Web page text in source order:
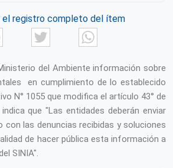
el registro completo del ítem
FacebookTwitter
del Ambiente información sobre
en cumplimiento de lo establecido
N° 1055 que modifica el artículo 43° de
que "Las entidades deberán enviar
con las denuncias recibidas y soluciones
de hacer pública esta información a
SINIA".